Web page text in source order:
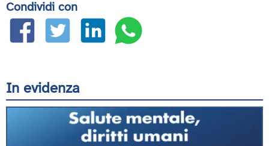
Condividi con
In evidenza